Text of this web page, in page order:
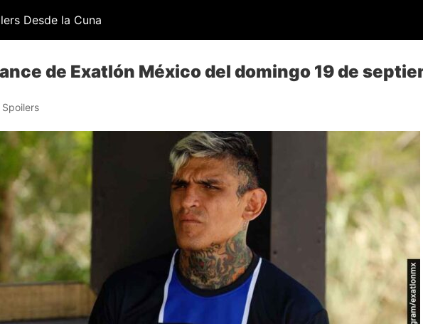
Desde la Cuna
de Exatlón México del domingo 19 de
Spoilers